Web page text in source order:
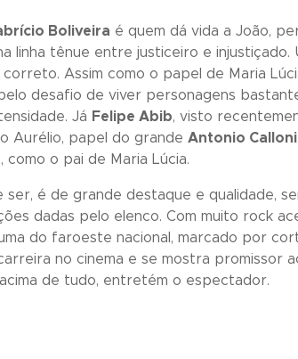
Boliveira é quem dá vida a João,
linha tênue entre justiceiro e
Assim como o papel de Maria
desafio de viver personagens
Já Felipe Abib, visto
Aurélio, papel do grande Antonio Calloni
como o pai de Maria Lúcia.
é de grande destaque e qualidade,
dadas pelo elenco. Com muito rock
do faroeste nacional, marcado por
no cinema e se mostra promissor
de tudo, entretém o espectador.